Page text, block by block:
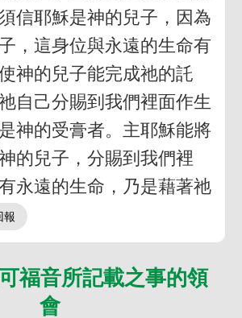
信耶穌是神的兒子，因為
，這身位與永遠的生命有
神的兒子能完成祂的託
自己分賜到我們裡面作生
神的受膏者。主耶穌能將
的兒子，分賜到我們裡
永遠的生命，乃是藉著祂
福音所記載之事的領
會